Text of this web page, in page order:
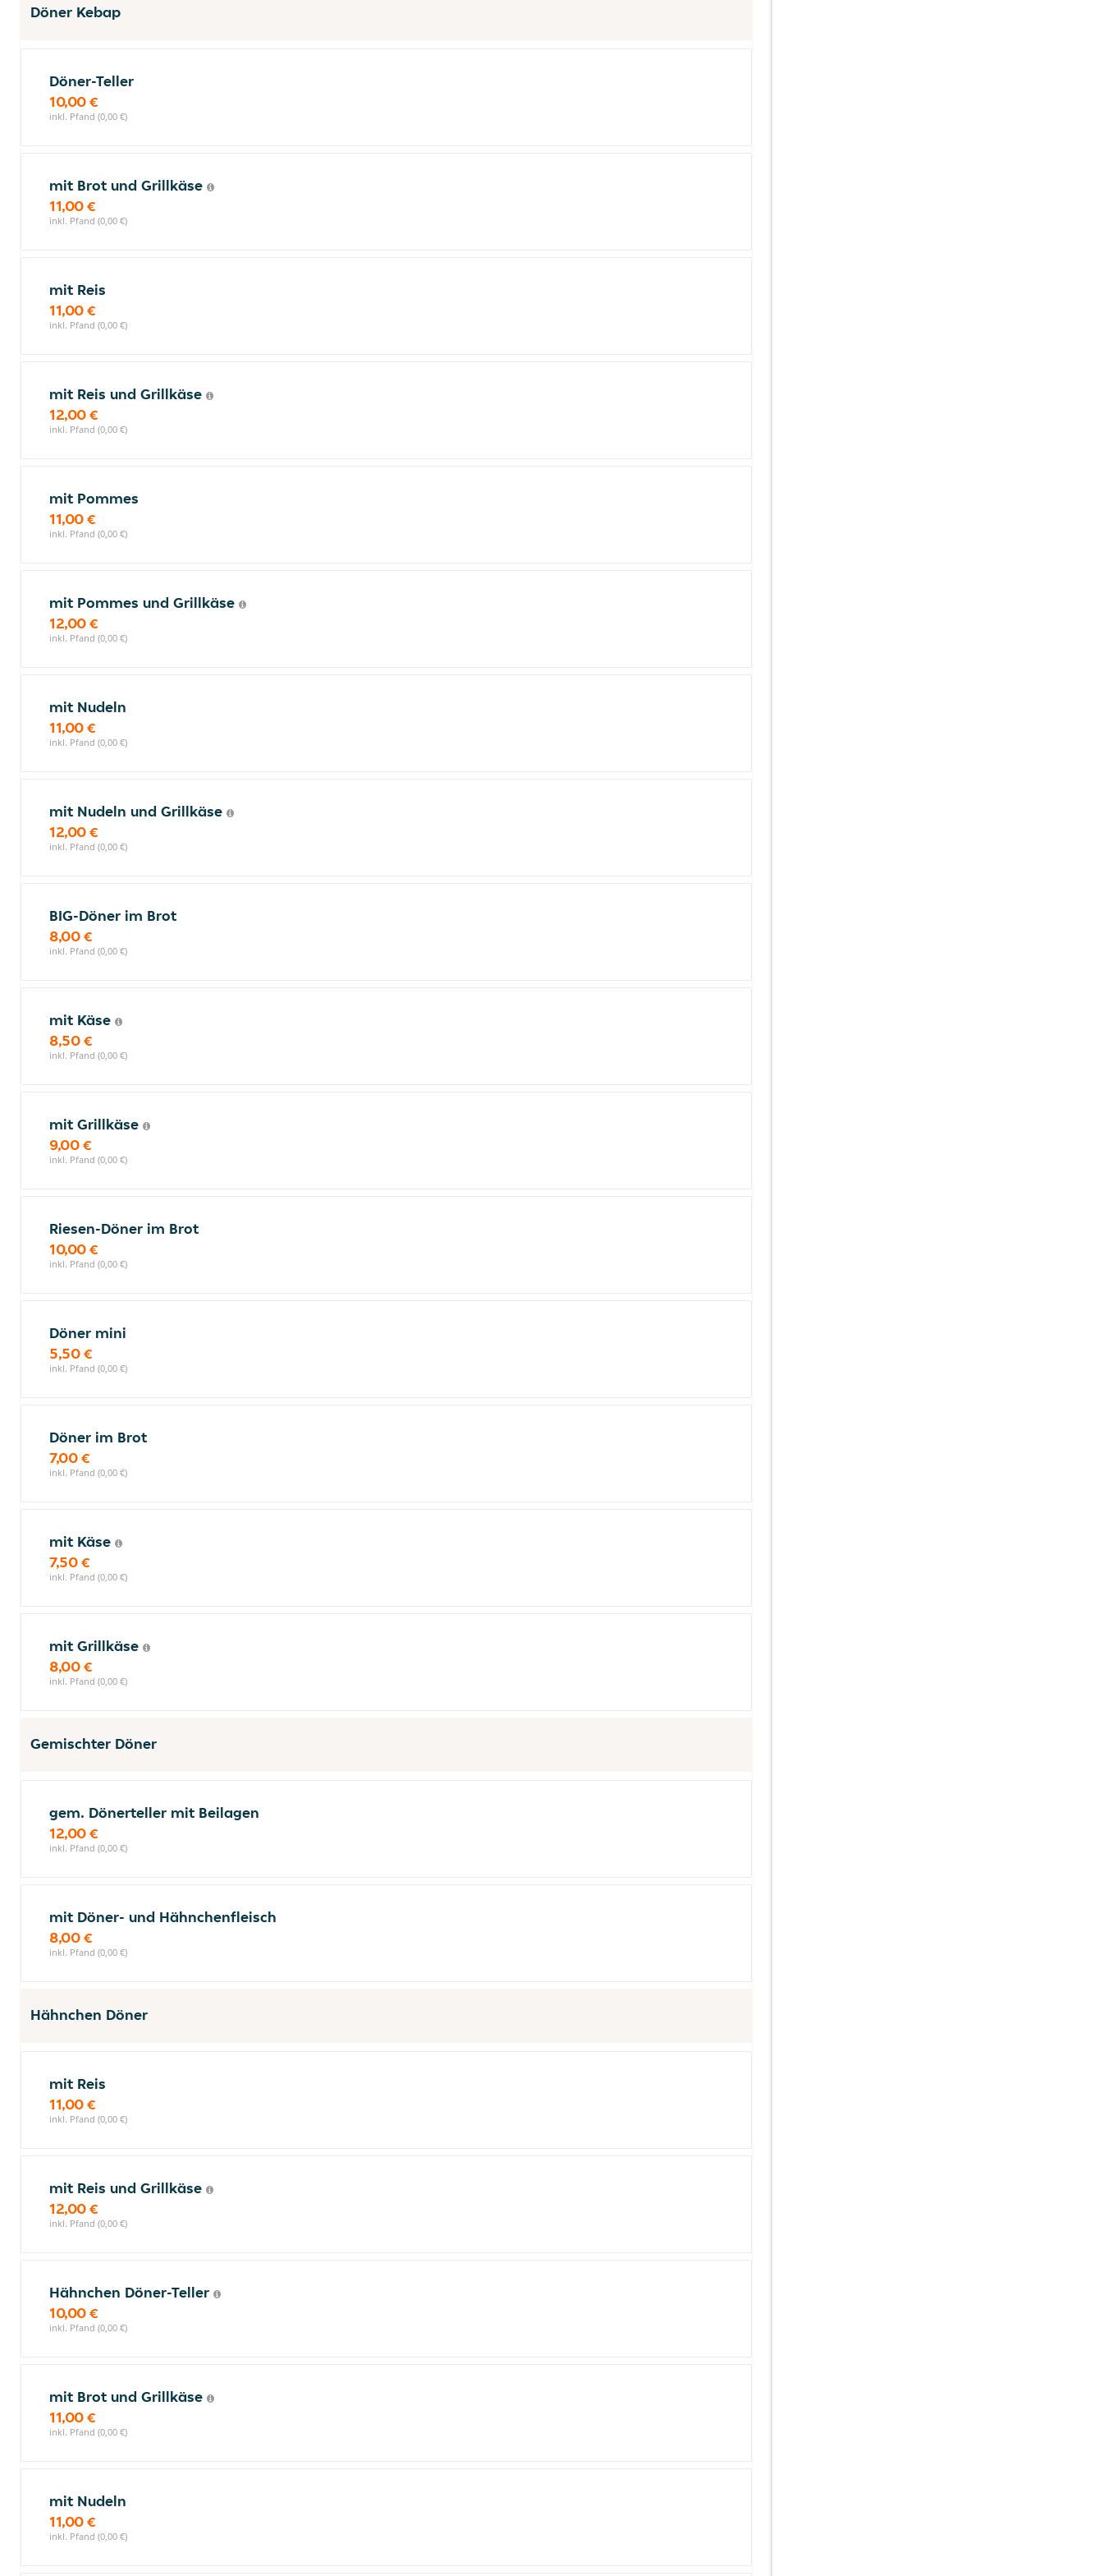
Döner Kebap
Döner-Teller
10,00 €
inkl. Pfand (0,00 €)
mit Brot und Grillkäse
11,00 €
inkl. Pfand (0,00 €)
mit Reis
11,00 €
inkl. Pfand (0,00 €)
mit Reis und Grillkäse
12,00 €
inkl. Pfand (0,00 €)
mit Pommes
11,00 €
inkl. Pfand (0,00 €)
mit Pommes und Grillkäse
12,00 €
inkl. Pfand (0,00 €)
mit Nudeln
11,00 €
inkl. Pfand (0,00 €)
mit Nudeln und Grillkäse
12,00 €
inkl. Pfand (0,00 €)
BIG-Döner im Brot
8,00 €
inkl. Pfand (0,00 €)
mit Käse
8,50 €
inkl. Pfand (0,00 €)
mit Grillkäse
9,00 €
inkl. Pfand (0,00 €)
Riesen-Döner im Brot
10,00 €
inkl. Pfand (0,00 €)
Döner mini
5,50 €
inkl. Pfand (0,00 €)
Döner im Brot
7,00 €
inkl. Pfand (0,00 €)
mit Käse
7,50 €
inkl. Pfand (0,00 €)
mit Grillkäse
8,00 €
inkl. Pfand (0,00 €)
Gemischter Döner
gem. Dönerteller mit Beilagen
12,00 €
inkl. Pfand (0,00 €)
mit Döner- und Hähnchenfleisch
8,00 €
inkl. Pfand (0,00 €)
Hähnchen Döner
mit Reis
11,00 €
inkl. Pfand (0,00 €)
mit Reis und Grillkäse
12,00 €
inkl. Pfand (0,00 €)
Hähnchen Döner-Teller
10,00 €
inkl. Pfand (0,00 €)
mit Brot und Grillkäse
11,00 €
inkl. Pfand (0,00 €)
mit Nudeln
11,00 €
inkl. Pfand (0,00 €)